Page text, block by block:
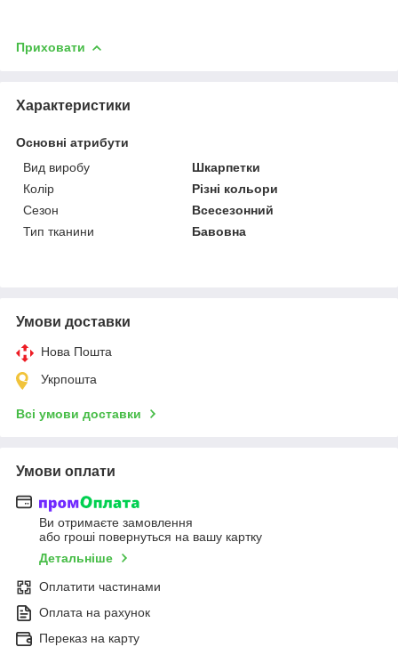
Приховати
Характеристики
Основні атрибути
Вид виробу
Шкарпетки
Колір
Різні кольори
Сезон
Всесезонний
Тип тканини
Бавовна
Умови доставки
Нова Пошта
Укрпошта
Всі умови доставки
Умови оплати
Ви отримаєте замовлення
або гроші повернуться на вашу картку
Детальніше
Оплатити частинами
Оплата на рахунок
Переказ на карту